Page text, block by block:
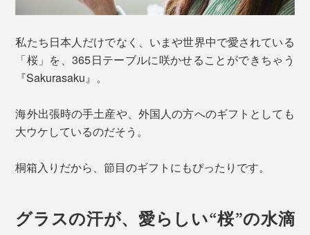
私たち日本人だけでなく、いまや世界中で愛されている
「桜」を、365日テーブルに咲かせることができちゃう
『Sakurasaku』。
海外出張時の手土産や、外国人の方へのギフトとしても
大ウケしているのだそう。
桐箱入りだから、節目のギフトにもぴったりです。
グラスの汗が、愛らしい“桜”の水滴